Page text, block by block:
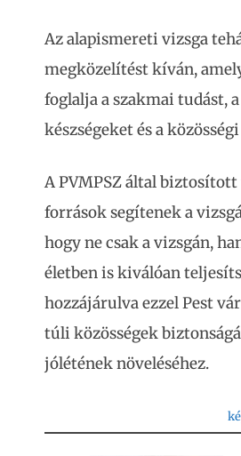
Az alapismereti vizsga
megközelítést kíván,
foglalja a szakmai tudást,
készségeket és a
A PVMPSZ által biztosított
források segítenek a
hogy ne csak a vizsgán,
életben is kiválóan
hozzájárulva ezzel Pest
túli közösségek
jólétének növeléséhez.